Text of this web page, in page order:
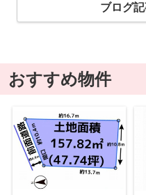
ブログ
おすすめ物件